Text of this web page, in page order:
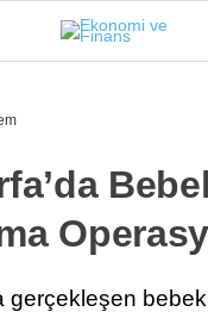
gerçekleşen